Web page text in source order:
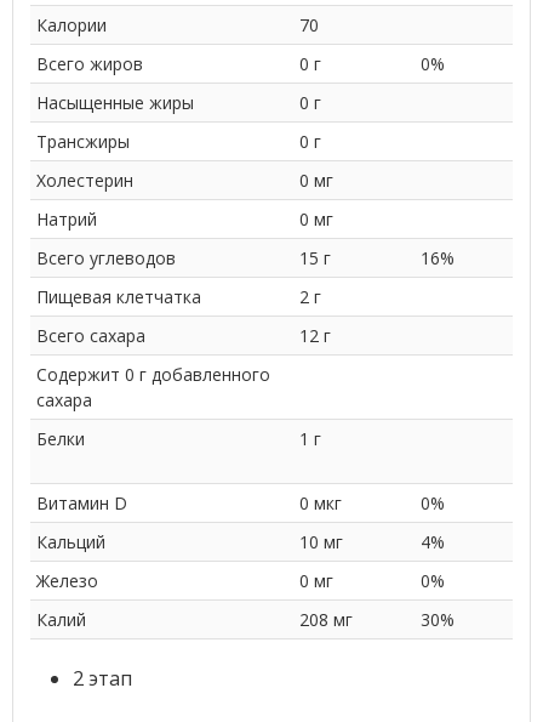
Калории
70
Всего жиров
0 г
0%
Насыщенные жиры
0 г
Трансжиры
0 г
Холестерин
0 мг
Натрий
0 мг
Всего углеводов
15 г
16%
Пищевая клетчатка
2 г
Всего сахара
12 г
Содержит 0 г добавленного
сахара
Белки
1 г
Витамин D 0 мкг
0%
Кальций
10 мг
4%
Железо
0 мг
0%
Калий
208 мг 30%
2 этап